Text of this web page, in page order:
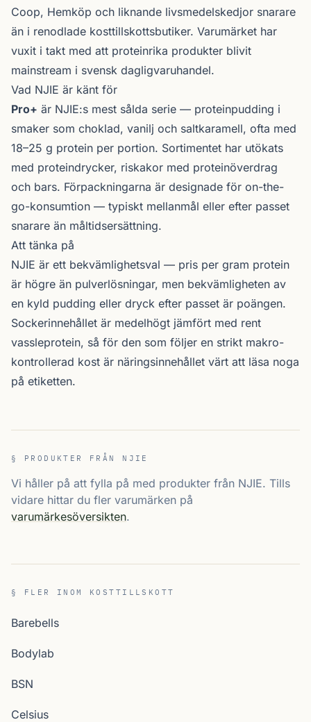
Coop, Hemköp och liknande livsmedelskedjor snarare
än i renodlade kosttillskotts­butiker. Varumärket har
vuxit i takt med att proteinrika produkter blivit
mainstream i svensk dagligvaruhandel.
Vad NJIE är känt för
Pro+ är NJIE:s mest sålda serie — proteinpudding i
smaker som choklad, vanilj och saltkaramell, ofta med
18–25 g protein per portion. Sortimentet har utökats
med proteindrycker, riskakor med proteinöverdrag
och bars. Förpackningarna är designade för on-the-
go-konsumtion — typiskt mellanmål eller efter passet
snarare än måltids­ersättning.
Att tänka på
NJIE är ett bekvämlighetsval — pris per gram protein
är högre än pulverlösningar, men bekvämligheten av
en kyld pudding eller dryck efter passet är poängen.
Sockerinnehållet är medelhögt jämfört med rent
vassleprotein, så för den som följer en strikt makro-
kontrollerad kost är näringsinnehållet värt att läsa noga
på etiketten.
§ PRODUKTER FRÅN NJIE
Vi håller på att fylla på med produkter från NJIE. Tills
vidare hittar du fler varumärken på
varumärkesöversikten.
§ FLER INOM KOSTTILLSKOTT
Barebells
Bodylab
BSN
Celsius